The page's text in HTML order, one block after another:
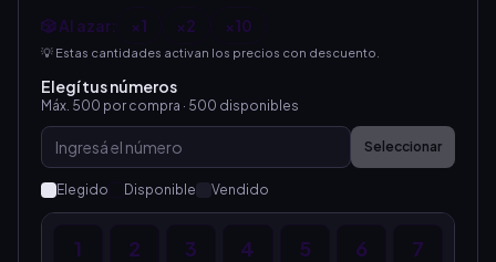
🎲 Al azar: ×1 ×2 ×10
💡 Estas cantidades activan los precios con descuento.
Elegí tus números
Máx. 500 por compra · 500 disponibles
Seleccionar
Elegido Disponible Vendido
1 2 3 4 5 6 7